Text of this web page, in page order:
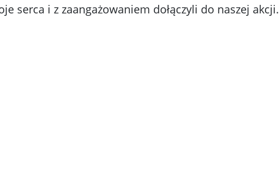
serca i z zaangażowaniem dołączyli do naszej akcji.